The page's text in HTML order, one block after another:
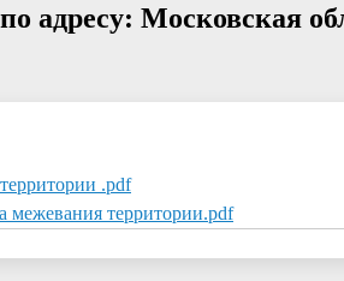
адресу: Московская
.pdf
межевания территории.pdf